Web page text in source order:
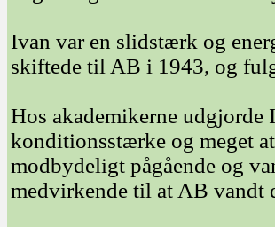
Ivan var en slidstærk og
skiftede til AB i 1943, og
Hos akademikerne udgjorde
konditionsstærke og meget
modbydeligt pågående og
medvirkende til at AB vandt